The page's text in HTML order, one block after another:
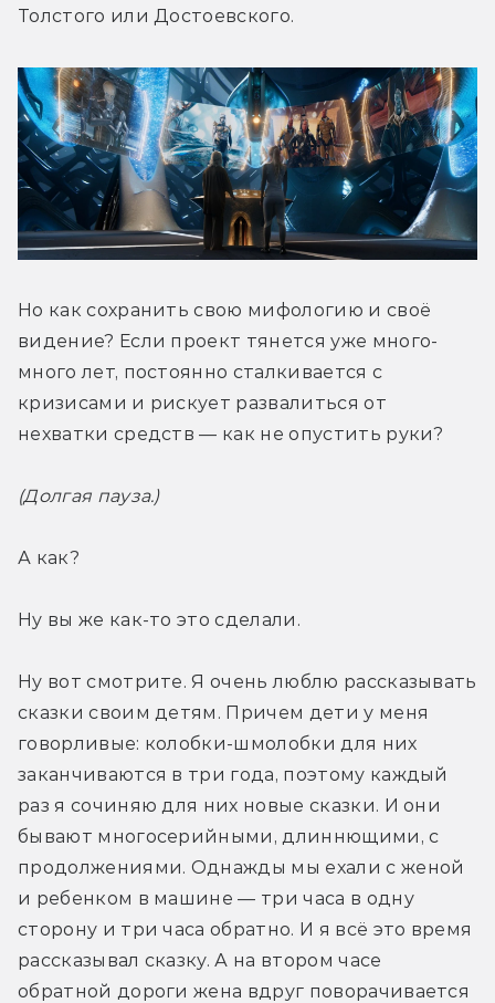
Толстого или Достоевского.
Но как сохранить свою мифологию и своё
видение? Если проект тянется уже много-
много лет, постоянно сталкивается с
кризисами и рискует развалиться от
нехватки средств — как не опустить руки?
(Долгая пауза.)
А как?
Ну вы же как-то это сделали.
Ну вот смотрите. Я очень люблю рассказывать
сказки своим детям. Причем дети у меня
говорливые: колобки-шмолобки для них
заканчиваются в три года, поэтому каждый
раз я сочиняю для них новые сказки. И они
бывают многосерийными, длиннющими, с
продолжениями. Однажды мы ехали с женой
и ребенком в машине — три часа в одну
сторону и три часа обратно. И я всё это время
рассказывал сказку. А на втором часе
обратной дороги жена вдруг поворачивается